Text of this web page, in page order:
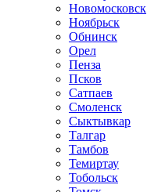
Новомосковск
Ноябрьск
Обнинск
Орел
Пенза
Псков
Сатпаев
Смоленск
Сыктывкар
Талгар
Тамбов
Темиртау
Тобольск